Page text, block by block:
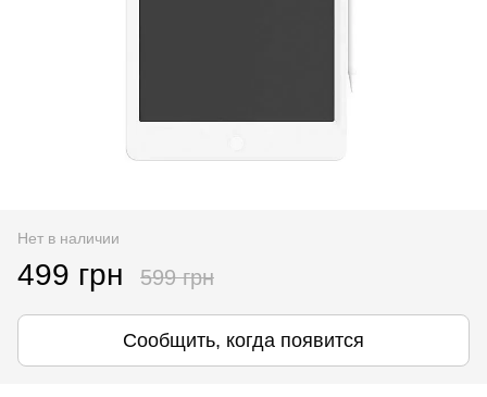
Нет в наличии
499 грн 599 грн
Сообщить, когда появится